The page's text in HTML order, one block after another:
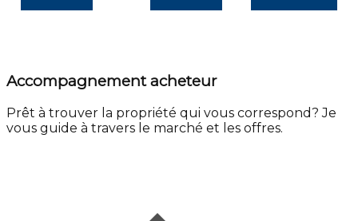
Accompagnement acheteur
Prêt à trouver la propriété qui vous correspond? Je
vous guide à travers le marché et les offres.